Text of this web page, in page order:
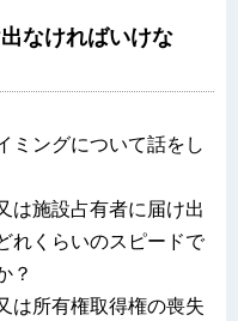
なければいけな
ミングについて話をし
は施設占有者に届け出
れくらいのスピードで
？
は所有権取得権の喪失